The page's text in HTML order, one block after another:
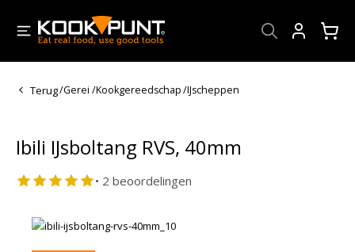
Terug/Gerei /Kookgereedschap/IJscheppen
Ibili IJsboltang RVS, 40mm
• 2 beoordelingen